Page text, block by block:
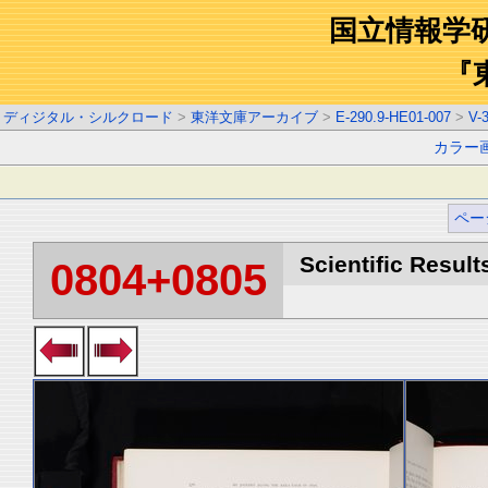
国立情報学
『
ディジタル・シルクロード > 東洋文庫アーカイブ > E-290.9-HE01-007 > V-3
カラー
ペー
0804+0805 Scientific